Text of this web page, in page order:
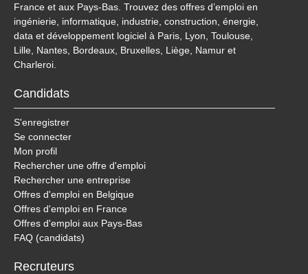
France et aux Pays-Bas. Trouvez des offres d’emploi en
ingénierie, informatique, industrie, construction, énergie,
data et développement logiciel à Paris, Lyon, Toulouse,
Lille, Nantes, Bordeaux, Bruxelles, Liège, Namur et
Charleroi.
Candidats
S'enregistrer
Se connecter
Mon profil
Rechercher une offre d'emploi
Rechercher une entreprise
Offres d'emploi en Belgique
Offres d'emploi en France
Offres d'emploi aux Pays-Bas
FAQ (candidats)
Recruteurs